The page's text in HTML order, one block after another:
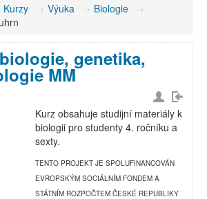
Kurzy → Výuka → Biologie →
genetika,
MM
Kurz obsahuje studijní materiály k
biologii pro studenty 4. ročníku a
sexty.
TENTO PROJEKT JE SPOLUFINANCOVÁN
EVROPSKÝM SOCIÁLNÍM FONDEM A
STÁTNÍM ROZPOČTEM ČESKÉ REPUBLIKY